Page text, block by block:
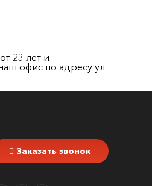
23 лет и
офис по адресу ул.
Заказать звонок